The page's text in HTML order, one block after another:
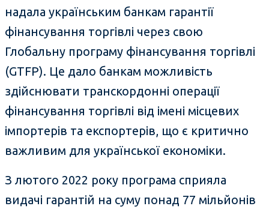
надала українським банкам гарантії
фінансування торгівлі через свою
Глобальну програму фінансування торгівлі
(GTFP). Це дало банкам можливість
здійснювати транскордонні операції
фінансування торгівлі від імені місцевих
імпортерів та експортерів, що є критично
важливим для української економіки.
З лютого 2022 року програма сприяла
видачі гарантій на суму понад 77 мільйонів